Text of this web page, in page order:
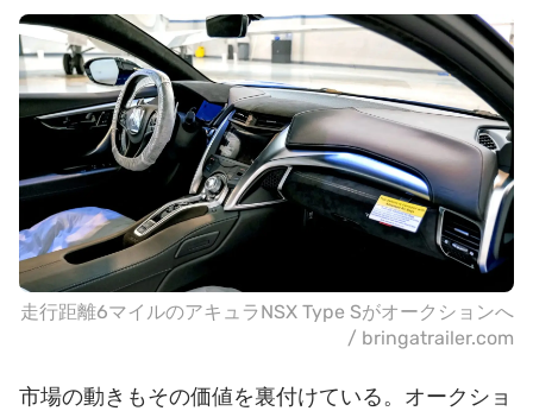
走行距離6マイルのアキュラNSX Type Sがオークションへ
/ bringatrailer.com
市場の動きもその価値を裏付けている。オークショ